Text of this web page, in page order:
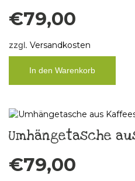
€79,00
zzgl. Versandkosten
In den Warenkorb
Umhängetasche
€79,00